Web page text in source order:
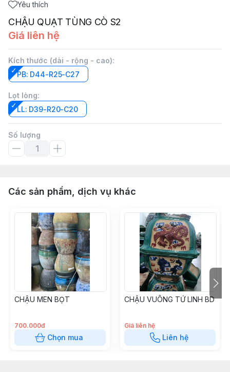
Yêu thích
CHẬU QUẠT TÙNG CÒ S2
Giá liên hệ
Kích thước (dài - rộng - cao):
PB: D44-R25-C27
Lọt lòng:
LL: D39-R20-C20
Số lượng
Các sản phẩm, dịch vụ khác
CHẬU MEN BỌT
700.000đ
Chọn mua
CHẬU VUÔNG TỨ LINH BD
Giá liên hệ
Liên hệ